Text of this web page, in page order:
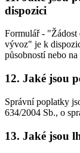
dispozici
Formulář - "Žádost
vývoz" je k
působností nebo na
12. Jaké jsou
Správní poplatky
634/2004 Sb., o
13. Jaké jsou